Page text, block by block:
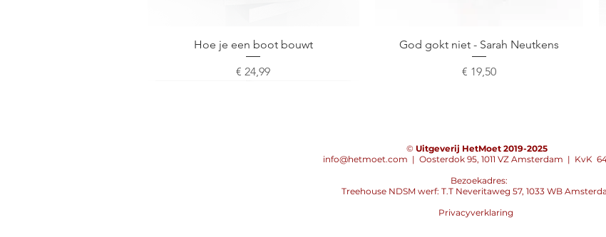
Snel overzicht
Hoe je een boot bouwt
Prijs
€ 24,99
Snel overzicht
God gokt niet - Sarah Neutkens
Prijs
€ 19,50
© Uitgeverij HetMoet 2019-2025
info@hetmoet.com | Oosterdok 95, 1011 VZ Amsterdam | KvK
Bezoekadres:
Treehouse NDSM werf: T.T Neveritaweg 57, 1033 WB
Privacyverklaring